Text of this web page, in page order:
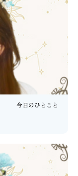
今日のひとこと